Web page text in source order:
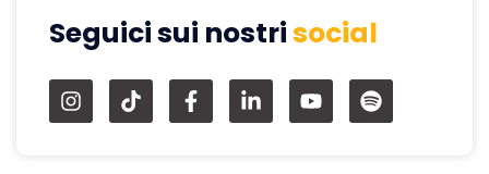
Seguici sui nostrisocial